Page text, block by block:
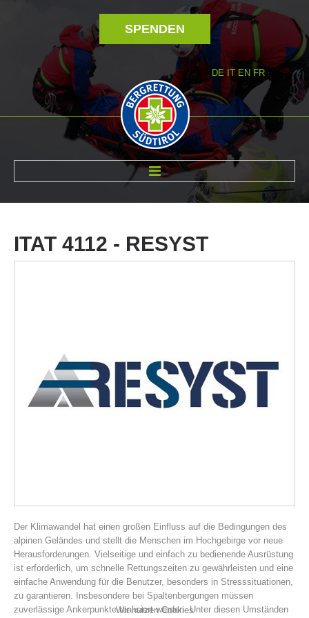
SPENDEN
DE IT EN FR
ITAT 4112 - RESYST
Der Klimawandel hat einen großen Einfluss auf die Bedingungen des
alpinen Geländes und stellt die Menschen im Hochgebirge vor neue
Herausforderungen. Vielseitige und einfach zu bedienende Ausrüstung
ist erforderlich, um schnelle Rettungszeiten zu gewährleisten und eine
einfache Anwendung für die Benutzer, besonders in Stresssituationen,
zu garantieren. Insbesondere bei Spaltenbergungen müssen
zuverlässige Ankerpunkte realisiert werden. Unter diesen Umständen
Wir nutzen Cookies